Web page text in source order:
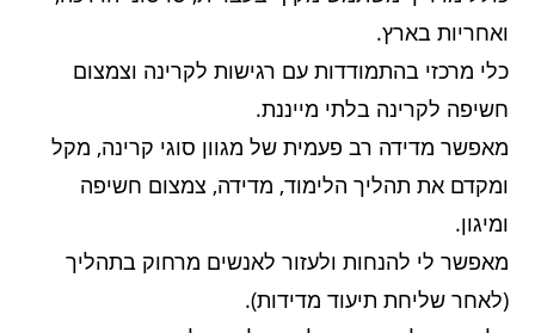
ואחריות בארץ.
כלי מרכזי בהתמודדות עם רגישות לקרינה וצמצום
חשיפה לקרינה בלתי מייננת.
מאפשר מדידה רב פעמית של מגוון סוגי קרינה, מקל
ומקדם את תהליך הלימוד, מדידה, צמצום חשיפה
ומיגון.
מאפשר לי להנחות ולעזור לאנשים מרחוק בתהליך
(לאחר שליחת תיעוד מדידות).